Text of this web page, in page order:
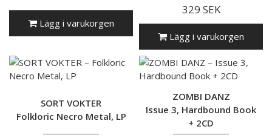
Lägg i varukorgen
329 SEK
Lägg i varukorgen
SORT VOKTER
Folkloric Necro Metal, LP
ZOMBI DANZ
Issue 3, Hardbound Book
+ 2CD